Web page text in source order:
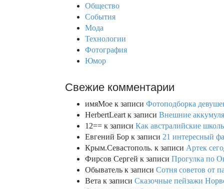
Общество
События
Мода
Технологии
Фотография
Юмор
Свежие комментарии
имяМое к записи Фотоподборка
HerbertLeart к записи Внешние
12== к записи Как австралийские
Евгений Бор к записи 21 интересный
Крым.Севастополь. к записи Артек
Фирсов Сергей к записи Прогулка по
Обыватель к записи Сотня советов от
Вета к записи Сказочные пейзажи